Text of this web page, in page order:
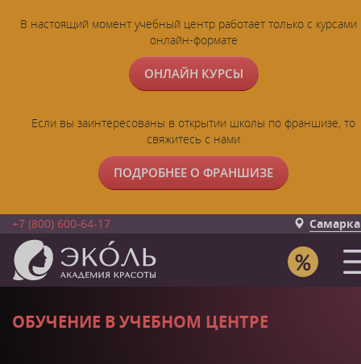
В настоящий момент учебный центр работает только с курсами
онлайн-формате
ОНЛАЙН КУРСЫ
Если вы заинтересованы в открытии школы по франшизе, то
свяжитесь с нами
ПОДРОБНЕЕ О ФРАНШИЗЕ
+7 (800) 600-64-17
ОБУЧЕНИЕ В УЧЕБНОМ ЦЕНТРЕ